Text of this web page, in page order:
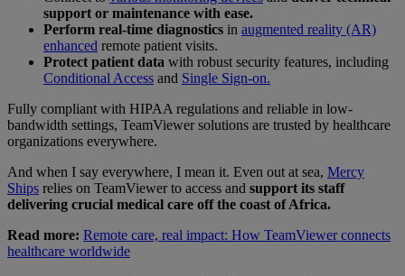
support or maintenance with ease.
Perform real-time diagnostics in augmented reality (AR)
enhanced remote patient visits.
Protect patient data with robust security features, including
Conditional Access and Single Sign-on.
Fully compliant with HIPAA regulations and reliable in low-
bandwidth settings, TeamViewer solutions are trusted by healthcare
organizations everywhere.
And when I say everywhere, I mean it. Even out at sea, Mercy
Ships relies on TeamViewer to access and support its staff
delivering crucial medical care off the coast of Africa.
Read more: Remote care, real impact: How TeamViewer connects
healthcare worldwide